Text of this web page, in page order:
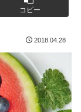
コピー
2018.04.28